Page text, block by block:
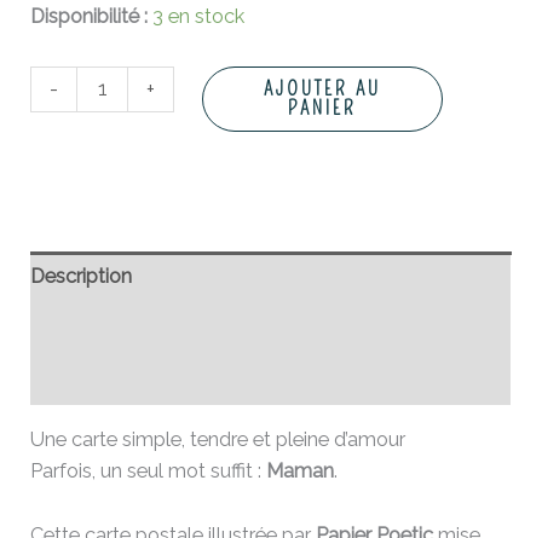
Disponibilité : 3 en stock
- +
AJOUTER AU
PANIER
Description
Une carte simple, tendre et pleine d’amour
Parfois, un seul mot suffit : Maman.